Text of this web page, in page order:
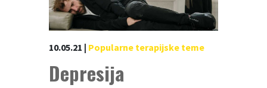
10.05.21 | Popularne terapijske teme
Depresija